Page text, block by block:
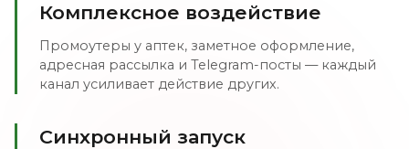
Комплексное воздействие
Промоутеры у аптек, заметное оформление,
адресная рассылка и Telegram-посты — каждый
канал усиливает действие других.
Синхронный запуск